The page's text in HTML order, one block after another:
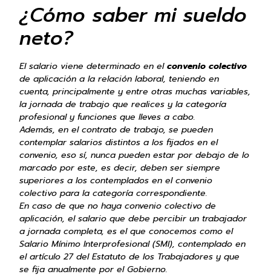
¿Cómo saber mi sueldo
neto?
El salario viene determinado en elconvenio colectivo
de aplicación a la relación laboral, teniendo en
cuenta, principalmente y entre otras muchas variables,
la jornada de trabajo que realices y la categoría
profesional y funciones que lleves a cabo.
Además, en el contrato de trabajo, se pueden
contemplar salarios distintos a los fijados en el
convenio, eso sí, nunca pueden estar por debajo de lo
marcado por este, es decir, deben ser siempre
superiores a los contemplados en el convenio
colectivo para la categoría correspondiente.
En caso de que no haya convenio colectivo de
aplicación, el salario que debe percibir un trabajador
a jornada completa, es el que conocemos como el
Salario Mínimo Interprofesional (SMI), contemplado en
el artículo 27 del Estatuto de los Trabajadores y que
se fija anualmente por el Gobierno.